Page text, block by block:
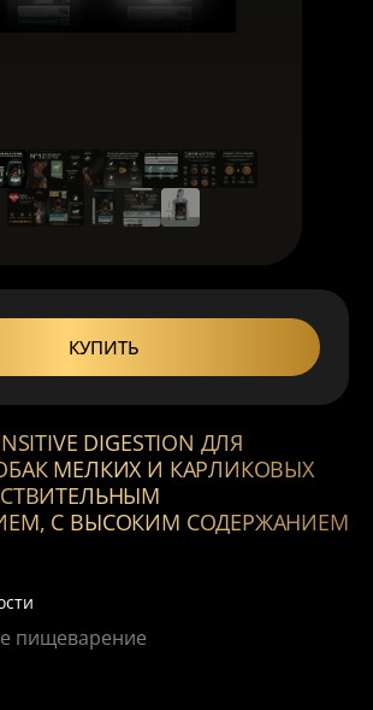
КУПИТЬ
DIGESTION ДЛЯ
МЕЛКИХ И КАРЛИКОВЫХ
С ВЫСОКИМ СОДЕРЖАНИЕМ
пищеварение